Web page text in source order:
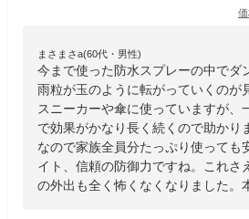
まさまさa(60代・男性)
今まで使った防水スプレーの中でダ
雨粒が玉のように転がっていくのが
スニーカーや傘に使っていますが、
で効果がかなり長く続くので助かり
なので家族全員分たっぷり使っても
イト、信頼の防御力ですね。これさ
の外出も全く怖くなくなりました。